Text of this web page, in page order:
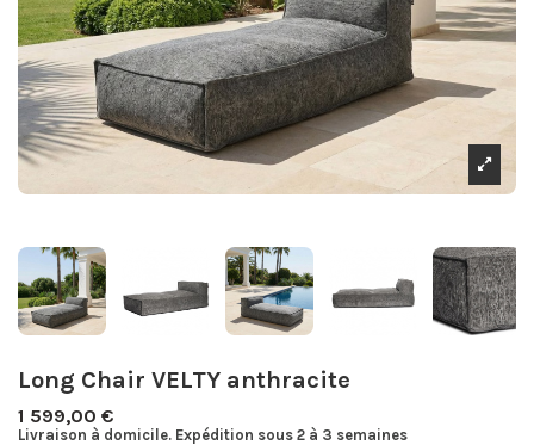
Long Chair VELTY anthracite
1 599,00 €
Livraison à domicile. Expédition sous 2 à 3 semaines